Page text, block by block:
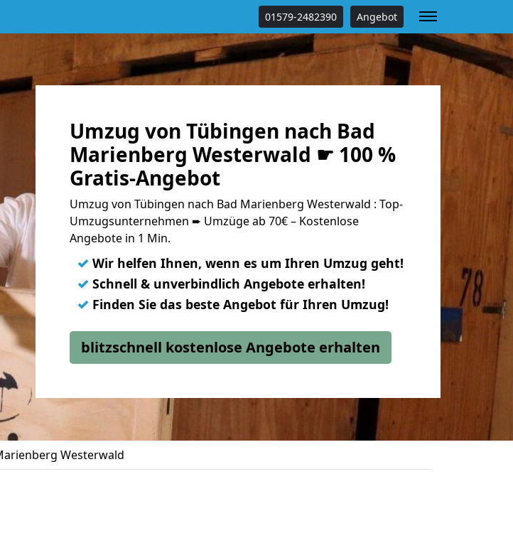
01579-2482390 Angebot
Umzug von Tübingen nach Bad
Marienberg Westerwald ☛ 100 %
Gratis-Angebot
Umzug von Tübingen nach Bad Marienberg Westerwald : Top-
Umzugsunternehmen ➨ Umzüge ab 70€ – Kostenlose
Angebote in 1 Min.
✓ Wir helfen Ihnen, wenn es um Ihren Umzug geht!
✓ Schnell & unverbindlich Angebote erhalten!
✓ Finden Sie das beste Angebot für Ihren Umzug!
blitzschnell kostenlose Angebote erhalten
Westerwald